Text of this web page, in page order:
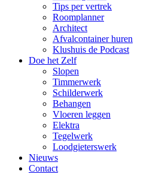
Tips per vertrek
Roomplanner
Architect
Afvalcontainer huren
Klushuis de Podcast
Doe het Zelf
Slopen
Timmerwerk
Schilderwerk
Behangen
Vloeren leggen
Elektra
Tegelwerk
Loodgieterswerk
Nieuws
Contact